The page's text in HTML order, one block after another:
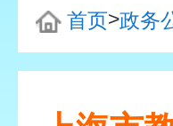
首页>政务